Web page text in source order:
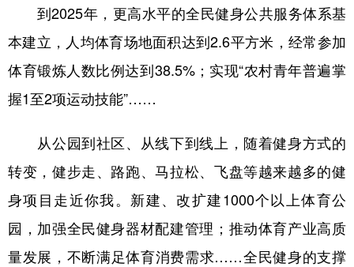
到2025年，更高水平的全民健身公共服务体系基
本建立，人均体育场地面积达到2.6平方米，经常参加
体育锻炼人数比例达到38.5%；实现“农村青年普遍掌
握1至2项运动技能”……
从公园到社区、从线下到线上，随着健身方式的
转变，健步走、路跑、马拉松、飞盘等越来越多的健
身项目走近你我。新建、改扩建1000个以上体育公
园，加强全民健身器材配建管理；推动体育产业高质
量发展，不断满足体育消费需求……全民健身的支撑